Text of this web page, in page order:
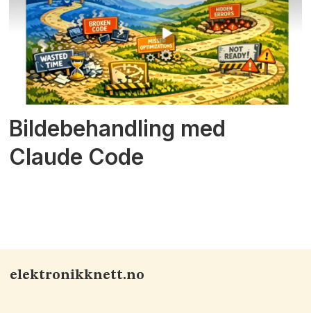
Bildebehandling med
Claude Code
elektronikknett.no